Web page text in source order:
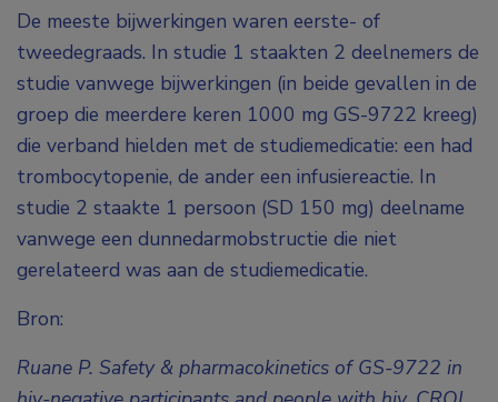
De meeste bijwerkingen waren eerste- of
tweedegraads. In studie 1 staakten 2 deelnemers de
studie vanwege bijwerkingen (in beide gevallen in de
groep die meerdere keren 1000 mg GS-9722 kreeg)
die verband hielden met de studiemedicatie: een had
trombocytopenie, de ander een infusiereactie. In
studie 2 staakte 1 persoon (SD 150 mg) deelname
vanwege een dunnedarmobstructie die niet
gerelateerd was aan de studiemedicatie.
Bron:
Ruane P. Safety & pharmacokinetics of GS-9722 in